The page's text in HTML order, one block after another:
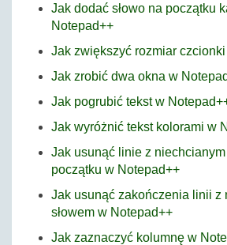
Jak dodać słowo na początku
Notepad++
Jak zwiększyć rozmiar
Jak zrobić dwa okna w
Jak pogrubić tekst w
Jak wyróżnić tekst kolorami w
Jak usunąć linie z niechcianym
początku w Notepad++
Jak usunąć zakończenia linii z
słowem w Notepad++
Jak zaznaczyć kolumnę w